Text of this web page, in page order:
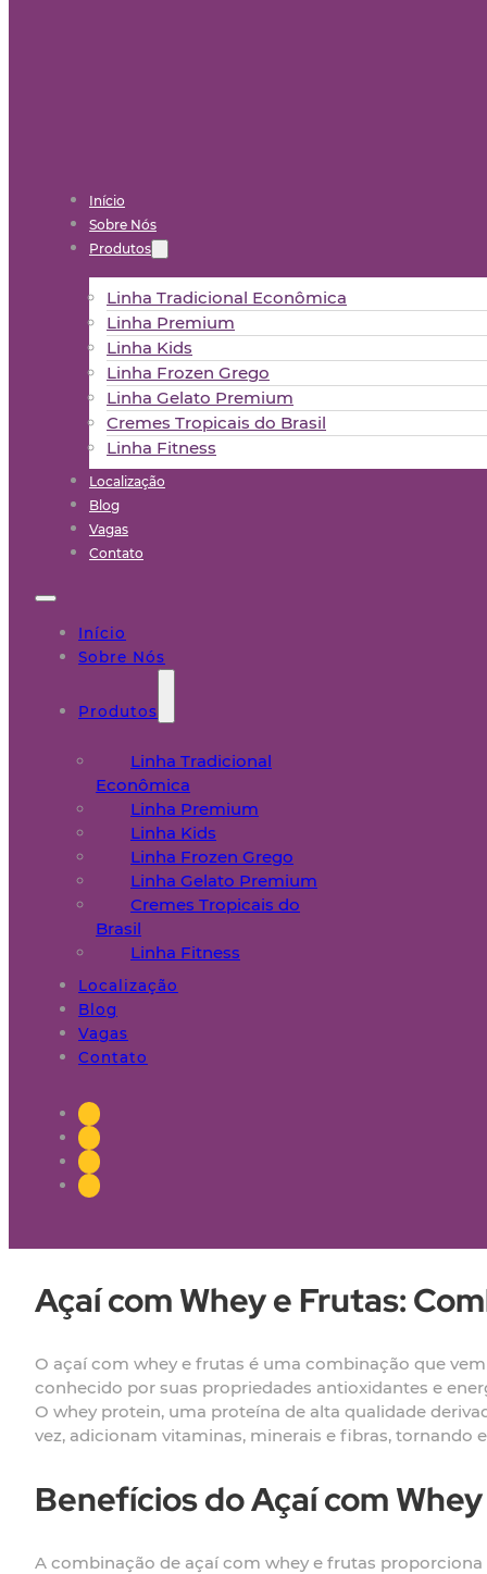
Início
Sobre Nós
Produtos
Linha Tradicional Econômica
Linha Premium
Linha Kids
Linha Frozen Grego
Linha Gelato Premium
Cremes Tropicais do Brasil
Linha Fitness
Localização
Blog
Vagas
Contato
Início
Sobre Nós
Produtos
Linha Tradicional
Econômica
Linha Premium
Linha Kids
Linha Frozen Grego
Linha Gelato Premium
Cremes Tropicais do
Brasil
Linha Fitness
Localização
Blog
Vagas
Contato
Açaí com Whey e Frutas:
O açaí com whey e frutas é uma combinação que
conhecido por suas propriedades antioxidantes e
O whey protein, uma proteína de alta qualidade
vez, adicionam vitaminas, minerais e fibras, tornando
Benefícios do Açaí com
A combinação de açaí com whey e frutas